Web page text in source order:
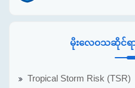
မိုးလေဝသဆိုင်ရာ
Tropical Storm Risk (TSR)